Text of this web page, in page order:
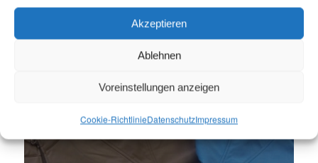
Akzeptieren
Ablehnen
Voreinstellungen anzeigen
Cookie-RichtlinieDatenschutzImpressum
weitere Accessoires